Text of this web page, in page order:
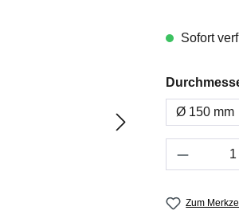
Sofort
Ø 150 mm
Zum